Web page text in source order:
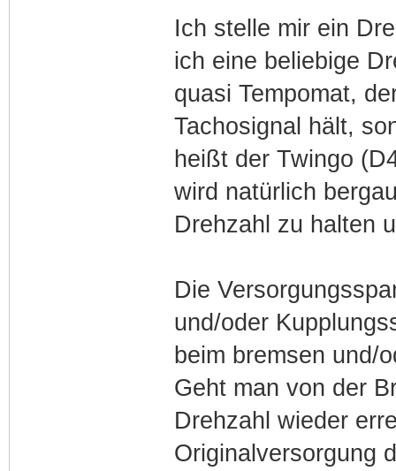
Ich stelle mir ein
ich eine beliebige
quasi Tempomat,
Tachosignal hält,
heißt der Twingo
wird natürlich
Drehzahl zu halten
Die
und/oder
beim bremsen und/
Geht man von der
Drehzahl wieder
Originalversorgung